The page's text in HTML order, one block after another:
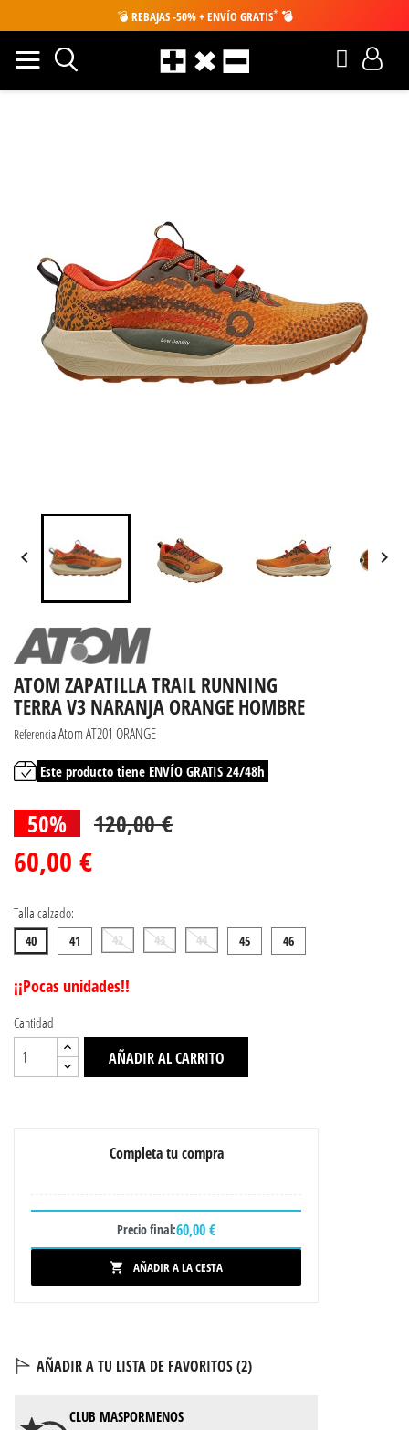
💣 REBAJAS -50% + ENVÍO GRATIS* 💣
 
ATOM ZAPATILLA TRAIL RUNNING
TERRA V3 NARANJA ORANGE HOMBRE
ReferenciaAtom AT201 ORANGE
Este producto tiene ENVÍO GRATIS 24/48h
50% 120,00 €
60,00 €
Talla calzado:
40 41 42 43 44 45 46
¡¡Pocas unidades!!
Cantidad
AÑADIR AL CARRITO
Completa tu compra
Precio final:60,00 €
 AÑADIR A LA CESTA
AÑADIR A TU LISTA DE FAVORITOS (2)
CLUB MASPORMENOS